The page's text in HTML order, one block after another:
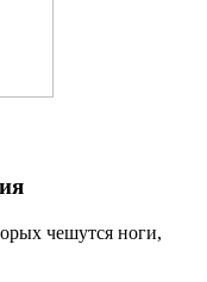
чешутся ноги,